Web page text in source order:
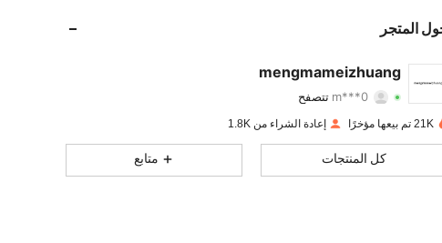
المتجر
mengmameizhuang
4.90 تقييم 31قطع
4.90
21K تم بيعها مؤخرًا إعادة الشراء من 1.8K
كل المنتجات متابع